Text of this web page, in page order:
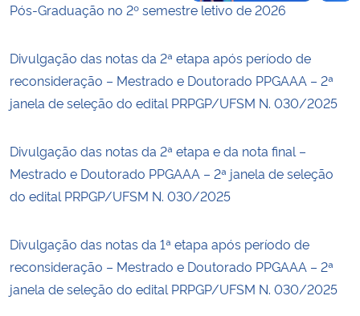
Pós-Graduação no 2º semestre letivo de 2026
Divulgação das notas da 2ª etapa após período de
reconsideração – Mestrado e Doutorado PPGAAA – 2ª
janela de seleção do edital PRPGP/UFSM N. 030/2025
Divulgação das notas da 2ª etapa e da nota final –
Mestrado e Doutorado PPGAAA – 2ª janela de seleção
do edital PRPGP/UFSM N. 030/2025
Divulgação das notas da 1ª etapa após período de
reconsideração – Mestrado e Doutorado PPGAAA – 2ª
janela de seleção do edital PRPGP/UFSM N. 030/2025